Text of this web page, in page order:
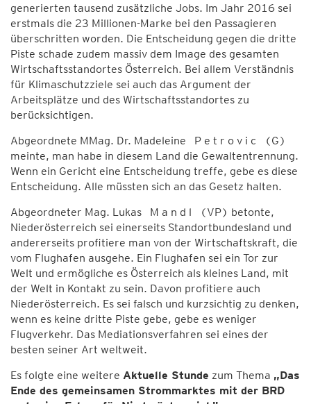
generierten tausend zusätzliche Jobs. Im Jahr 2016 sei
erstmals die 23 Millionen-Marke bei den Passagieren
überschritten worden. Die Entscheidung gegen die dritte
Piste schade zudem massiv dem Image des gesamten
Wirtschaftsstandortes Österreich. Bei allem Verständnis
für Klimaschutzziele sei auch das Argument der
Arbeitsplätze und des Wirtschaftsstandortes zu
berücksichtigen.
Abgeordnete MMag. Dr. Madeleine P e t r o v i c (G)
meinte, man habe in diesem Land die Gewaltentrennung.
Wenn ein Gericht eine Entscheidung treffe, gebe es diese
Entscheidung. Alle müssten sich an das Gesetz halten.
Abgeordneter Mag. Lukas M a n d l (VP) betonte,
Niederösterreich sei einerseits Standortbundesland und
andererseits profitiere man von der Wirtschaftskraft, die
vom Flughafen ausgehe. Ein Flughafen sei ein Tor zur
Welt und ermögliche es Österreich als kleines Land, mit
der Welt in Kontakt zu sein. Davon profitiere auch
Niederösterreich. Es sei falsch und kurzsichtig zu denken,
wenn es keine dritte Piste gebe, gebe es weniger
Flugverkehr. Das Mediationsverfahren sei eines der
besten seiner Art weltweit.
Es folgte eine weitere Aktuelle Stunde zum Thema „Das
Ende des gemeinsamen Strommarktes mit der BRD